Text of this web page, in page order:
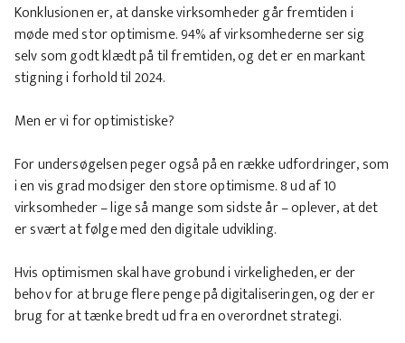
Konklusionen er, at danske virksomheder går fremtiden i
møde med stor optimisme. 94% af virksomhederne ser sig
selv som godt klædt på til fremtiden, og det er en markant
stigning i forhold til 2024.
Men er vi for optimistiske?
For undersøgelsen peger også på en række udfordringer, som
i en vis grad modsiger den store optimisme. 8 ud af 10
virksomheder – lige så mange som sidste år – oplever, at det
er svært at følge med den digitale udvikling.
Hvis optimismen skal have grobund i virkeligheden, er der
behov for at bruge flere penge på digitaliseringen, og der er
brug for at tænke bredt ud fra en overordnet strategi.